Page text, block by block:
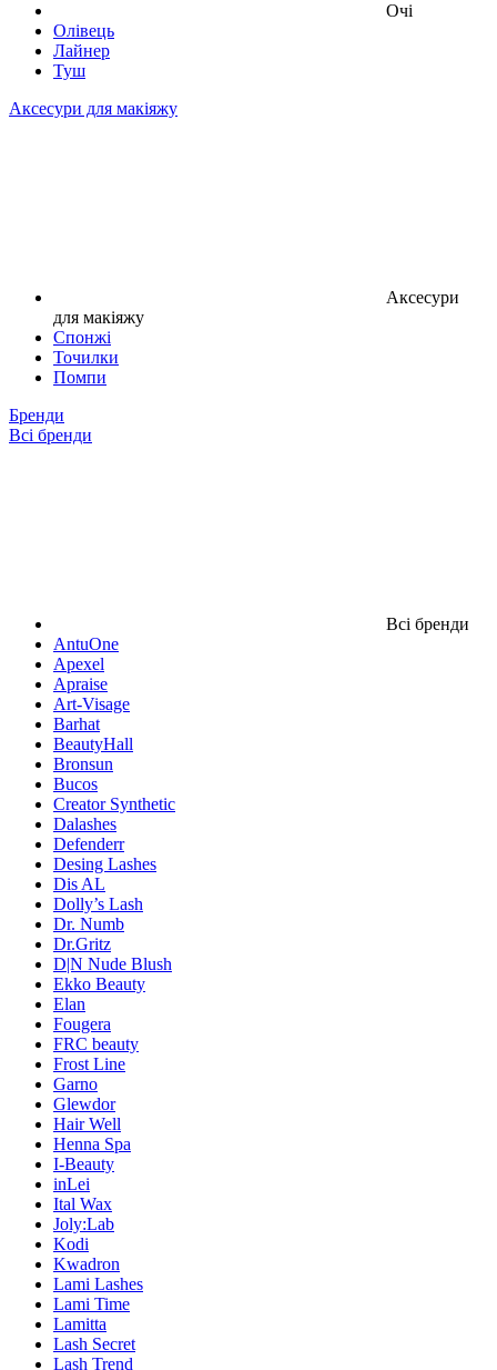
Очі
Олівець
Лайнер
Туш
Аксесури для макіяжу
Аксесури
для макіяжу
Спонжі
Точилки
Помпи
Бренди
Всі бренди
Всі бренди
AntuOne
Apexel
Apraise
Art-Visage
Barhat
BeautyHall
Bronsun
Bucos
Creator Synthetic
Dalashes
Defenderr
Desing Lashes
Dis AL
Dolly’s Lash
Dr. Numb
Dr.Gritz
D|N Nude Blush
Ekko Beauty
Elan
Fougera
FRC beauty
Frost Line
Garno
Glewdor
Hair Well
Henna Spa
I-Beauty
inLei
Ital Wax
Joly:Lab
Kodi
Kwadron
Lami Lashes
Lami Time
Lamitta
Lash Secret
Lash Trend